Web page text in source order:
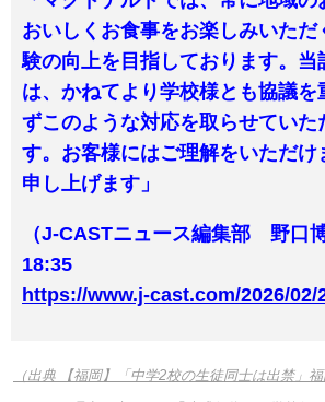
おいしくお食事をお楽しみいただ
験の向上を目指しております。当
は、かねてより学校様とも協議を
ずこのような対応を取らせていた
す。お客様にはご理解をいただけ
申し上げます」
（J-CASTニュース編集部 野口
18:35
https://www.j-cast.com/2026/02/
（出典 【福岡】「中学2校の生徒同士は出禁」